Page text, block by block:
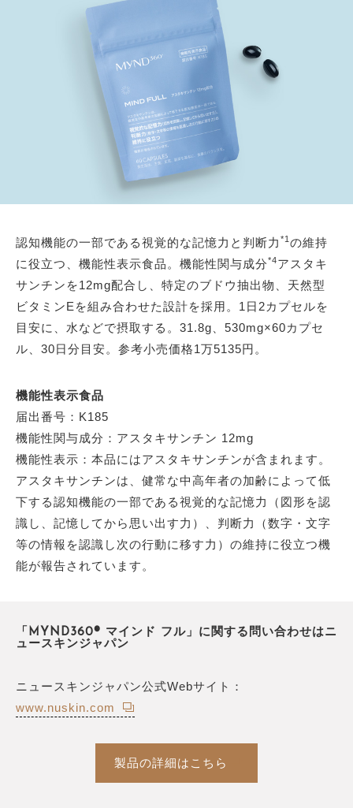
認知機能の一部である視覚的な記憶力と判断力 *1 の維持
に役立つ、機能性表示食品。機能性関与成分*4アスタキ
サンチンを12mg配合し、特定のブドウ抽出物、天然型
ビタミンEを組み合わせた設計を採用。1日2カプセルを
目安に、水などで摂取する。31.8g、530mg×60カプセ
ル、30日分目安。参考小売価格1万5135円。
機能性表示食品
届出番号：K185
機能性関与成分：アスタキサンチン 12mg
機能性表示：本品にはアスタキサンチンが含まれます。
アスタキサンチンは、健常な中高年者の加齢によって低
下する認知機能の一部である視覚的な記憶力（図形を認
識し、記憶してから思い出す力）、判断力（数字・文字
等の情報を認識し次の行動に移す力）の維持に役立つ機
能が報告されています。
「MYND360® マインド フル」に関する問い合わせはニ
ュースキンジャパン
ニュースキンジャパン公式Webサイト：
www.nuskin.com
製品の詳細はこちら